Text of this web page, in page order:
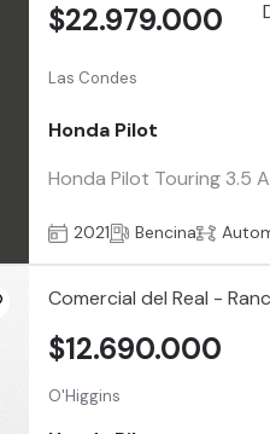
Las Condes
Honda Pilot
Honda Pilot Touring 3.5
$22.979.000
2021 Bencina
Comercial del Real -
O'Higgins
$12.690.000